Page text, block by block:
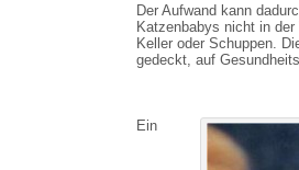
Der Aufwand kann
Katzenbabys nicht in
Keller oder Schuppen.
gedeckt, auf
Ein